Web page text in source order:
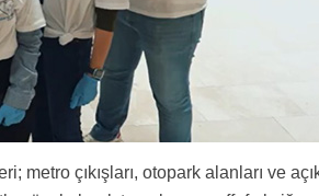
metro çıkışları, otopark alanları ve